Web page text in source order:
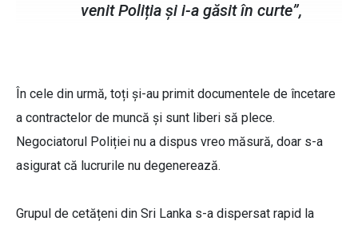
venit Poliția și i-a găsit în curte”,
În cele din urmă, toți și-au primit documentele de încetare
a contractelor de muncă și sunt liberi să plece.
Negociatorul Poliției nu a dispus vreo măsură, doar s-a
asigurat că lucrurile nu degenerează.
Grupul de cetățeni din Sri Lanka s-a dispersat rapid la